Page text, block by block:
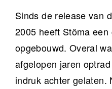
Sinds de release van
2005 heeft Stöma
opgebouwd. Overal
afgelopen jaren
indruk achter gelaten.